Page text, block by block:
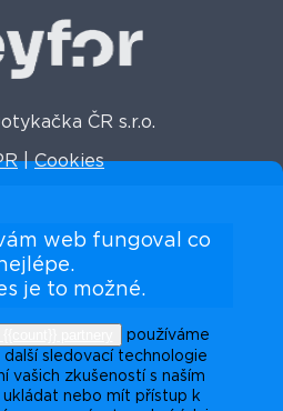
ČR s.r.o.
|Cookies
web fungoval co
je to možné.
používáme
sledovací technologie
vašich zkušeností s naším
nebo mít přístup k